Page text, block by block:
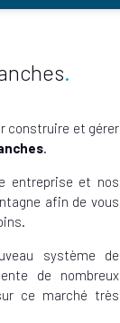
construire et gérer
.
entreprise et nos
afin de vous
système de
de nombreux
ce marché très